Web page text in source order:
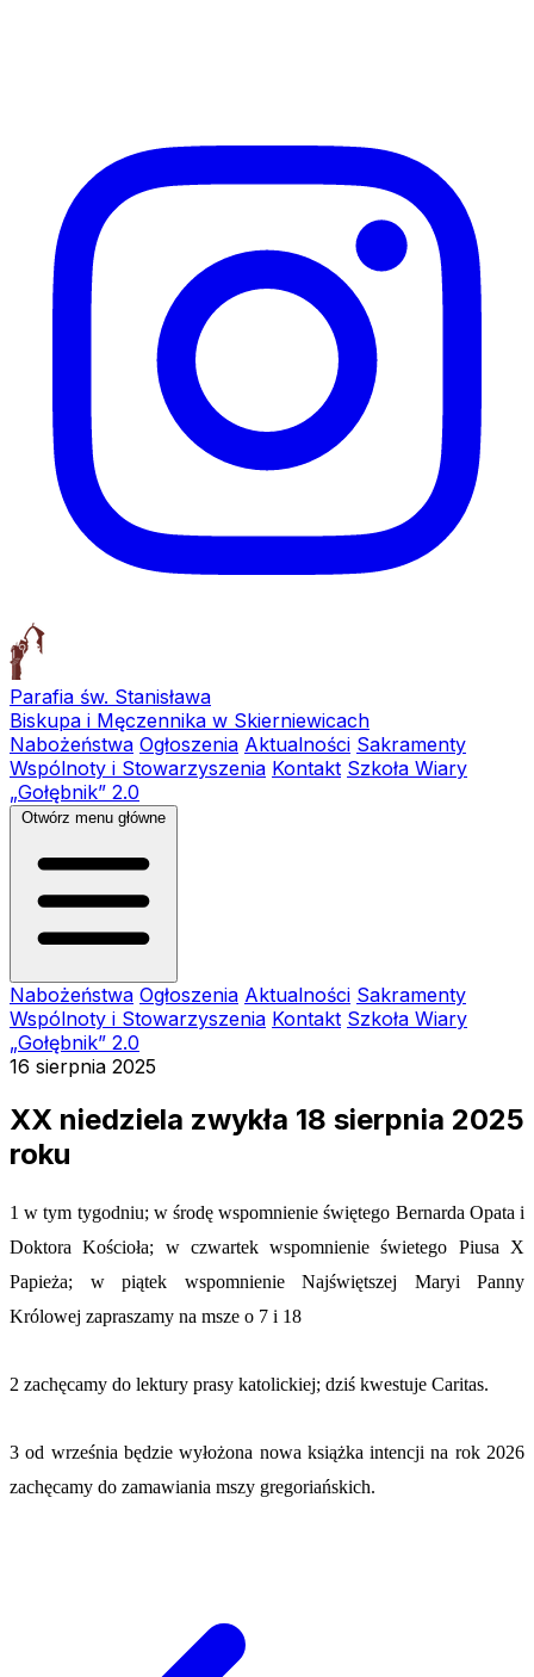
Parafia św. Stanisława
Biskupa i Męczennika w Skierniewicach
Nabożeństwa Ogłoszenia Aktualności Sakramenty
Wspólnoty i Stowarzyszenia Kontakt Szkoła Wiary
„Gołębnik” 2.0
Otwórz menu główne
Nabożeństwa Ogłoszenia Aktualności Sakramenty
Wspólnoty i Stowarzyszenia Kontakt Szkoła Wiary
„Gołębnik” 2.0
16 sierpnia 2025
XX niedziela zwykła 18 sierpnia 2025
roku
1 w tym tygodniu; w środę wspomnienie świętego Bernarda Opata i
Doktora Kościoła; w czwartek wspomnienie świetego Piusa X
Papieża; w piątek wspomnienie Najświętszej Maryi Panny
Królowej zapraszamy na msze o 7 i 18
2 zachęcamy do lektury prasy katolickiej; dziś kwestuje Caritas.
3 od września będzie wyłożona nowa książka intencji na rok 2026
zachęcamy do zamawiania mszy gregoriańskich.